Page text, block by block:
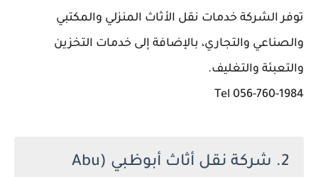
توفر الشركة خدمات نقل الأثاث المنزلي والمكتبي
والصناعي والتجاري، بالإضافة إلى خدمات التخزين
والتعبئة والتغليف.
056-760-1984 Tel
2. شركة نقل أثاث أبوظبي (Abu